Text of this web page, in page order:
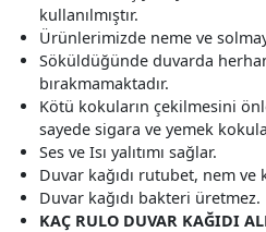
kullanılmıştır.
Ürünlerimizde neme ve
Söküldüğünde duvarda
bırakmamaktadır.
Kötü kokuların çekilmesini
sayede sigara ve yemek
Ses ve Isı yalıtımı sağlar.
Duvar kağıdı rutubet, nem ve
Duvar kağıdı bakteri üretmez.
KAÇ RULO DUVAR KAĞIDI